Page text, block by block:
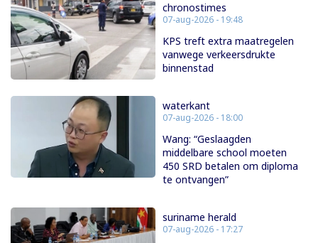
chronostimes
07-aug-2026 - 19:48
KPS treft extra maatregelen
vanwege verkeersdrukte
binnenstad
waterkant
07-aug-2026 - 18:00
Wang: “Geslaagden
middelbare school moeten
450 SRD betalen om diploma
te ontvangen”
suriname herald
07-aug-2026 - 17:27